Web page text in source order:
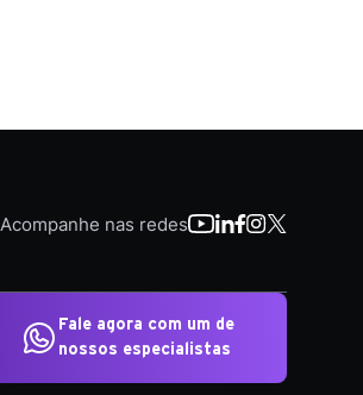
Acompanhe nas redes
Fale agora com um de
nossos especialistas